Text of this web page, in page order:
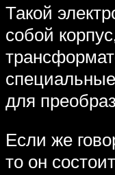
Такой
собой
для
Если же
то он